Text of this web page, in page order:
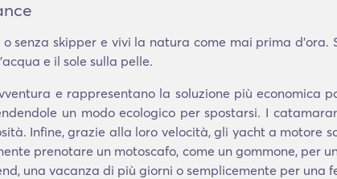
o senza skipper e vivi la natura come mai prima d'ora.
e il sole sulla pelle.
e rappresentano la soluzione più economica
un modo ecologico per spostarsi. I
Infine, grazie alla loro velocità, gli yacht a motore
prenotare un motoscafo, come un gommone, per
una vacanza di più giorni o semplicemente per una